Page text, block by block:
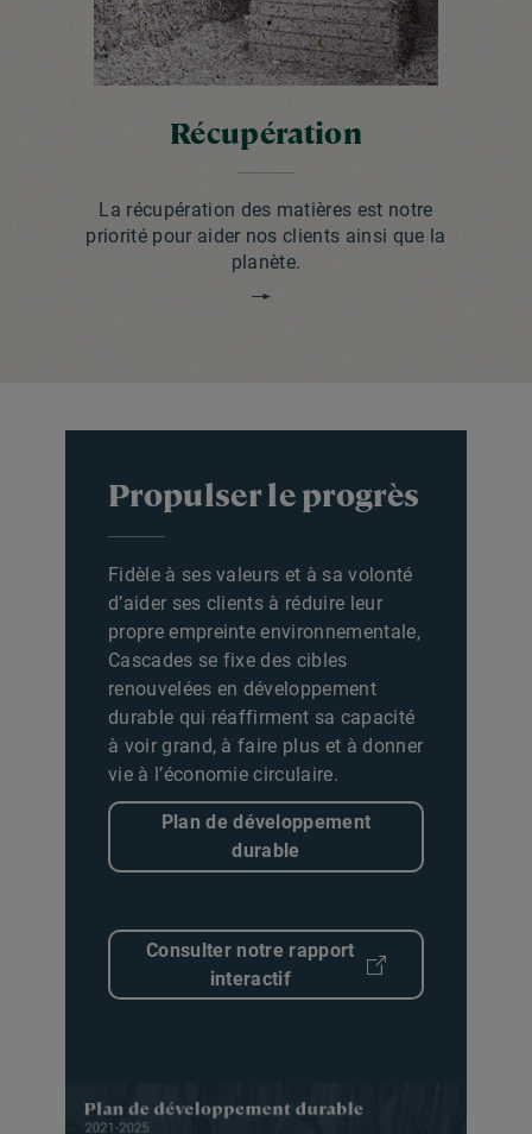
Récupération
La récupération des matières est notre
priorité pour aider nos clients ainsi que la
planète.
Propulser le progrès
Fidèle à ses valeurs et à sa volonté
d’aider ses clients à réduire leur
propre empreinte environnementale,
Cascades se fixe des cibles
renouvelées en développement
durable qui réaffirment sa capacité
à voir grand, à faire plus et à donner
vie à l’économie circulaire.
Plan de développement
durable
Consulter notre rapport
interactif